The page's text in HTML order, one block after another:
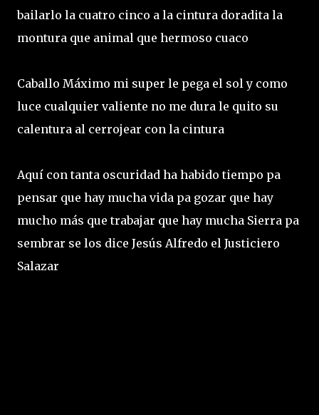
bailarlo la cuatro cinco a la cintura doradita la
montura que animal que hermoso cuaco
Caballo Máximo mi super le pega el sol y como
luce cualquier valiente no me dura le quito su
calentura al cerrojear con la cintura
Aquí con tanta oscuridad ha habido tiempo pa
pensar que hay mucha vida pa gozar que hay
mucho más que trabajar que hay mucha Sierra pa
sembrar se los dice Jesús Alfredo el Justiciero
Salazar